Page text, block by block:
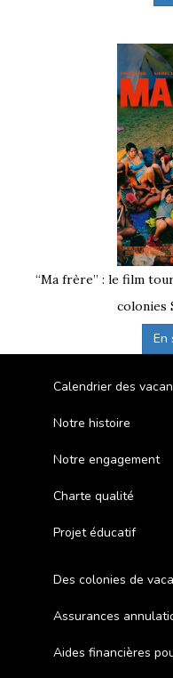
“Ma frère” : le film
colonies
En
Calendrier des
Notre histoire
Notre engagement
Charte qualité
Projet éducatif
Des colonies de
Assurances
Aides financières